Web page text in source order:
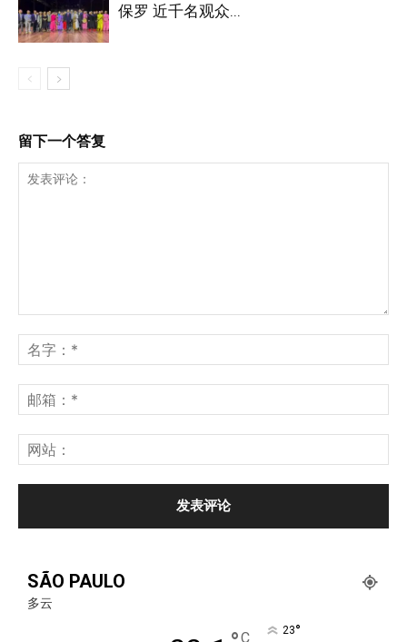
保罗 近千名观众...
留下一个答复
SÃO PAULO
多云
C 23°